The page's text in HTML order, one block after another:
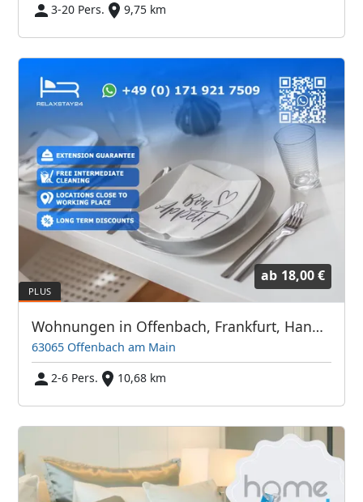
3-20 Pers.
9,75 km
ab 18,00 €
Wohnungen in Offenbach, Frankfurt, Hanau und Umgebung
63065 Offenbach am Main
2-6 Pers.
10,68 km